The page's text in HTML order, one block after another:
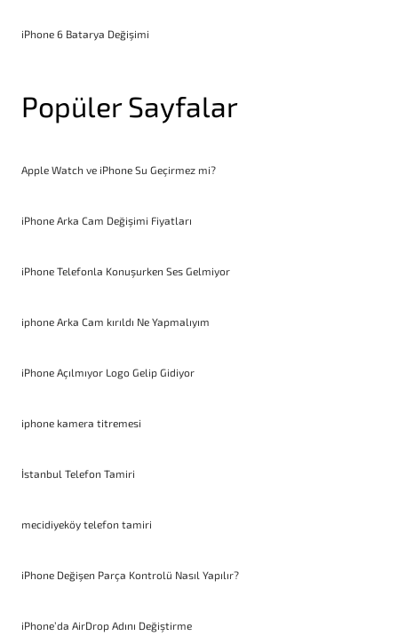
iPhone 6 Batarya Değişimi
Popüler Sayfalar
Apple Watch ve iPhone Su Geçirmez mi?
iPhone Arka Cam Değişimi Fiyatları
iPhone Telefonla Konuşurken Ses Gelmiyor
iphone Arka Cam kırıldı Ne Yapmalıyım
iPhone Açılmıyor Logo Gelip Gidiyor
iphone kamera titremesi
İstanbul Telefon Tamiri
mecidiyeköy telefon tamiri
iPhone Değişen Parça Kontrolü Nasıl Yapılır?
iPhone’da AirDrop Adını Değiştirme